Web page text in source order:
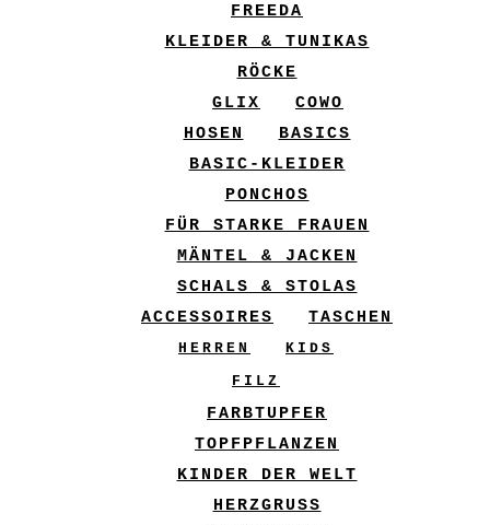
FREEDA
KLEIDER & TUNIKAS
RÖCKE
GLIX
COWO
HOSEN
BASICS
BASIC-KLEIDER
PONCHOS
FÜR STARKE FRAUEN
MÄNTEL & JACKEN
SCHALS & STOLAS
ACCESSOIRES
TASCHEN
HERREN
KIDS
FILZ
FARBTUPFER
TOPFPFLANZEN
KINDER DER WELT
HERZGRUSS